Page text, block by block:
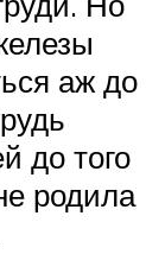
аж до
до того
родила